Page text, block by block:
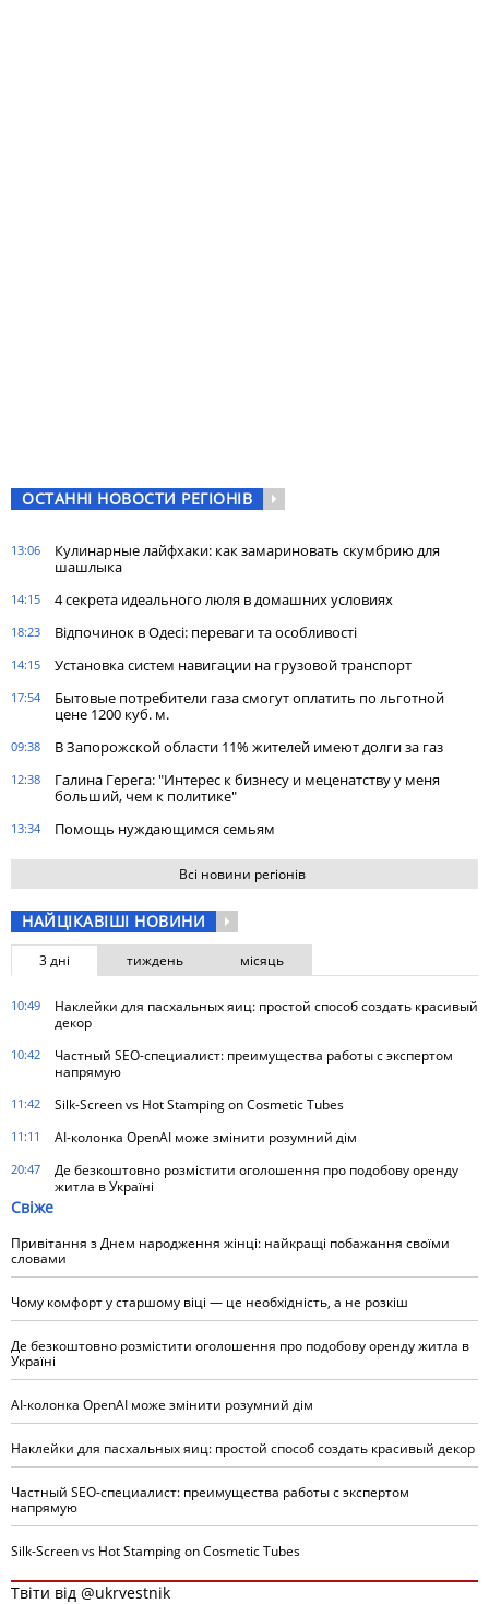
ОСТАННІ НОВОСТИ РЕГІОНІВ
13:06
Кулинарные лайфхаки: как замариновать скумбрию для
шашлыка
14:15 4 секрета идеального люля в домашних условиях
18:23 Відпочинок в Одесі: переваги та особливості
14:15 Установка систем навигации на грузовой транспорт
17:54
Бытовые потребители газа cмогут оплатить по льготной
цене 1200 куб. м.
09:38 В Запорожской области 11% жителей имеют долги за газ
12:38
Галина Герега: "Интерес к бизнесу и меценатству у меня
больший, чем к политике"
13:34 Помощь нуждающимся семьям
Всі новини регіонів
НАЙЦІКАВІШІ НОВИНИ
3 дні тиждень місяць
10:49
Наклейки для пасхальных яиц: простой способ создать красивый
декор
10:42
Частный SEO-специалист: преимущества работы с экспертом
напрямую
11:42 Silk-Screen vs Hot Stamping on Cosmetic Tubes
11:11 AI-колонка OpenAI може змінити розумний дім
20:47
Де безкоштовно розмістити оголошення про подобову оренду
житла в Україні
Свіже
Привітання з Днем народження жінці: найкращі побажання своїми
словами
Чому комфорт у старшому віці — це необхідність, а не розкіш
Де безкоштовно розмістити оголошення про подобову оренду житла в
Україні
AI-колонка OpenAI може змінити розумний дім
Наклейки для пасхальных яиц: простой способ создать красивый декор
Частный SEO-специалист: преимущества работы с экспертом
напрямую
Silk-Screen vs Hot Stamping on Cosmetic Tubes
Твіти від @ukrvestnik